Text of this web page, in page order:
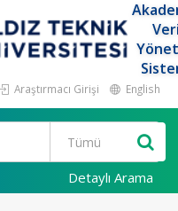
Araştırmacı Girişi English
Detaylı Arama